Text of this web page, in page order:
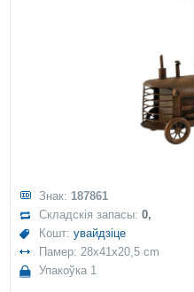
Знак: 187861
Складскія запасы:0,
Кошт:увайдзіце
Памер: 28x41x20,5 cm
Упакоўка 1